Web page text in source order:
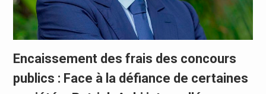
Encaissement des frais des concours
publics : Face à la défiance de certaines